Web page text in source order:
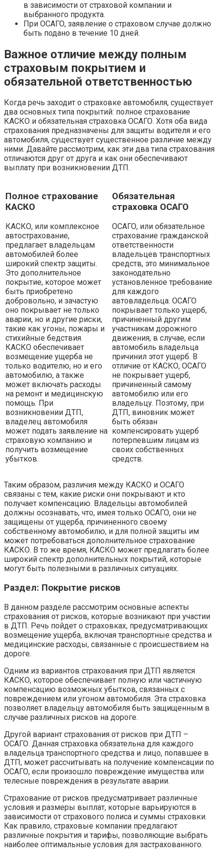
в зависимости от страховой компании и
выбранного продукта.
При ОСАГО, заявление о страховом случае должно
быть подано в течение 10 дней.
Важное отличие между полным
страховым покрытием и
обязательной ответственностью
Когда речь заходит о страховке автомобиля, существует
два основных типа покрытий: полное страхование
КАСКО и обязательная страховка ОСАГО. Хотя оба вида
страхования предназначены для защиты водителя и его
автомобиля, существует существенное различие между
ними. Давайте рассмотрим, как эти два типа страхования
отличаются друг от друга и как они обеспечивают
выплату при возникновении ДТП.
Полное страхование
КАСКО
КАСКО, или комплексное
автострахование,
предлагает владельцам
автомобилей более
широкий спектр защиты.
Это дополнительное
покрытие, которое может
быть приобретено
добровольно, и зачастую
оно покрывает не только
аварии, но и другие риски,
такие как угоны, пожары и
стихийные бедствия.
КАСКО обеспечивает
возмещение ущерба не
только водителю, но и его
автомобилю, а также
может включать расходы
на ремонт и медицинскую
помощь. При
возникновении ДТП,
владелец автомобиля
может подать заявление на
страховую компанию и
получить возмещение
убытков.
Обязательная
страховка ОСАГО
ОСАГО, или обязательное
страхование гражданской
ответственности
владельцев транспортных
средств, это минимальное
законодательно
установленное требование
для каждого
автовладельца. ОСАГО
покрывает только ущерб,
причиненный другим
участникам дорожного
движения, в случае, если
автомобиль владельца
причинил этот ущерб. В
отличие от КАСКО, ОСАГО
не покрывает ущерб,
причиненный самому
автомобилю или его
владельцу. Поэтому, при
ДТП, виновник может
быть обязан
компенсировать ущерб
потерпевшим лицам из
своих собственных
средств.
Таким образом, различия между КАСКО и ОСАГО
связаны с тем, какие риски они покрывают и кто
получает компенсацию. Владельцы автомобилей
должны осознавать, что, имея только ОСАГО, они не
защищены от ущерба, причиненного своему
собственному автомобилю, и для полной защиты им
может потребоваться дополнительное страхование
КАСКО. В то же время, КАСКО может предлагать более
широкий спектр дополнительных покрытий, которые
могут быть полезными в различных ситуациях.
Раздел: Покрытие рисков
В данном разделе рассмотрим основные аспекты
страхования от рисков, которые возникают при участии
в ДТП. Речь пойдет о страховках, предусматривающих
возмещение ущерба, включая транспортные средства и
медицинские расходы, связанные с происшествием на
дороге.
Одним из вариантов страхования при ДТП является
КАСКО, которое обеспечивает полную или частичную
компенсацию возможных убытков, связанных с
повреждением или угоном автомобиля. Эта страховка
позволяет владельцу автомобиля быть защищенным в
случае различных рисков на дороге.
Другой вариант страхования от рисков при ДТП –
ОСАГО. Данная страховка обязательна для каждого
владельца транспортного средства и лицо, попавшее в
ДТП, может рассчитывать на получение компенсации по
ОСАГО, если произошло повреждение имущества или
телесные повреждения в результате аварии.
Страхование от рисков предусматривает различные
условия и размеры выплат, которые варьируются в
зависимости от страхового полиса и суммы страховки.
Как правило, страховые компании предлагают
различные покрытия и тарифы, позволяющие выбрать
наиболее оптимальные условия для застрахованного.